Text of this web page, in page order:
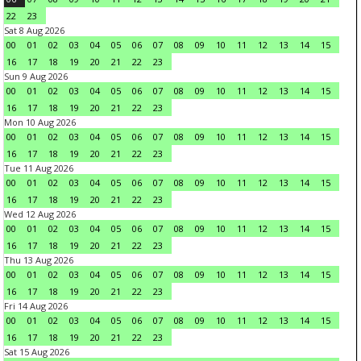
22
23
Sat 8 Aug 2026
00
01 02 03 04 05 06 07 08 09 10 11 12 13 14
15
16
17 18 19 20 21 22
23
Sun 9 Aug 2026
00
01 02 03 04 05 06 07 08 09 10 11 12 13 14
15
16
17 18 19 20 21 22
23
Mon 10 Aug 2026
00
01 02 03 04 05 06 07 08 09 10 11 12 13 14
15
16
17 18 19 20 21 22
23
Tue 11 Aug 2026
00
01 02 03 04 05 06 07 08 09 10 11 12 13 14
15
16
17 18 19 20 21 22
23
Wed 12 Aug 2026
00
01 02 03 04 05 06 07 08 09 10 11 12 13 14
15
16
17 18 19 20 21 22
23
Thu 13 Aug 2026
00
01 02 03 04 05 06 07 08 09 10 11 12 13 14
15
16
17 18 19 20 21 22
23
Fri 14 Aug 2026
00
01 02 03 04 05 06 07 08 09 10 11 12 13 14
15
16
17 18 19 20 21 22
23
Sat 15 Aug 2026